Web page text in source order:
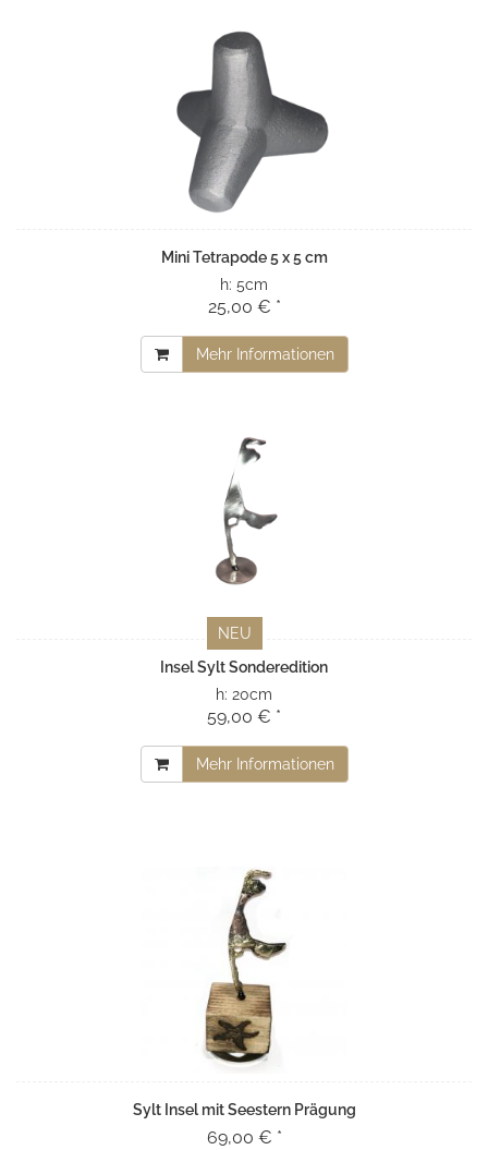
Mini Tetrapode 5 x 5 cm
h: 5cm
25,00 € *
Mehr Informationen
NEU
Insel Sylt Sonderedition
h: 20cm
59,00 € *
Mehr Informationen
Sylt Insel mit Seestern Prägung
69,00 € *